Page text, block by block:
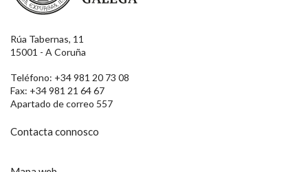
Rúa Tabernas, 11
15001 - A Coruña
Teléfono: +34 981 20 73 08
Fax: +34 981 21 64 67
Apartado de correo 557
Contacta connosco